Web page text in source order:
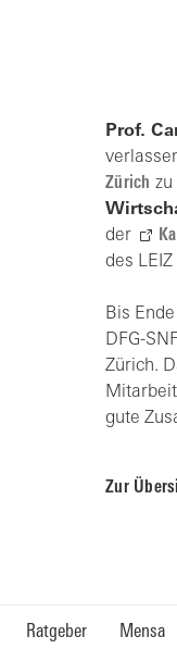
Prof.
Zürich zu
der
des
Bis
DFG-
Zürich.
gute
Zur
Ratgeber Mensa